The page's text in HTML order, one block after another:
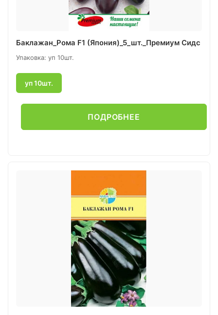
Баклажан_Рома F1 (Япония)_5_шт._Премиум Сидс
Упаковка: уп 10шт.
уп 10шт.
ПОДРОБНЕЕ